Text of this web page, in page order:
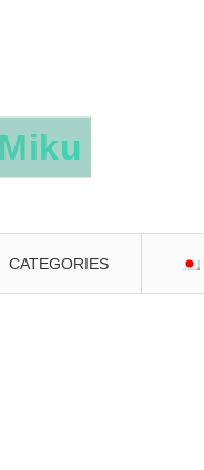
CATEGORIES